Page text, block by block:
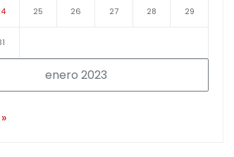
enero 2023
25 26 27 28 29